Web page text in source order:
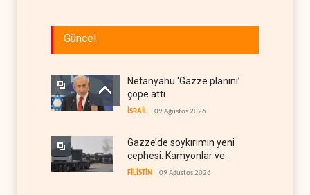
Güncel
Netanyahu ‘Gazze planını’
çöpe attı
İSRAİL 09 Ağustos 2026
Gazze’de soykırımın yeni
cephesi: Kamyonlar ve
sürücüler de hedefte
FİLİSTİN 09 Ağustos 2026